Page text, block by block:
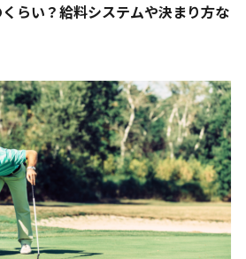
らい？給料システムや決まり方な